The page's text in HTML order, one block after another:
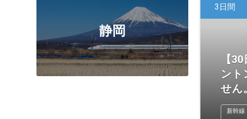
静岡
3日間
【
ント
せん。
新幹線